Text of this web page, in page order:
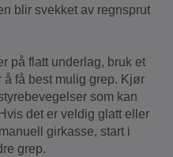
blir svekket av regnsprut
på flatt underlag, bruk et
å få best mulig grep. Kjør
som kan
det er veldig glatt eller
girkasse, start i
grep.